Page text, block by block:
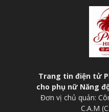
Trang tin điện tử
cho phụ nữ Năng
Đơn vị chủ quản:
C.A.M